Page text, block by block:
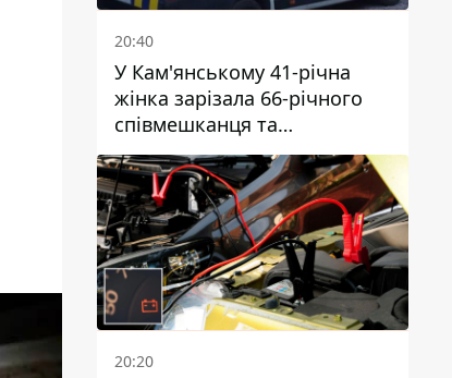
20:40
У Кам'янському 41-річна
жінка зарізала 66-річного
співмешканця та
намагалась обманути
поліцейських
20:20